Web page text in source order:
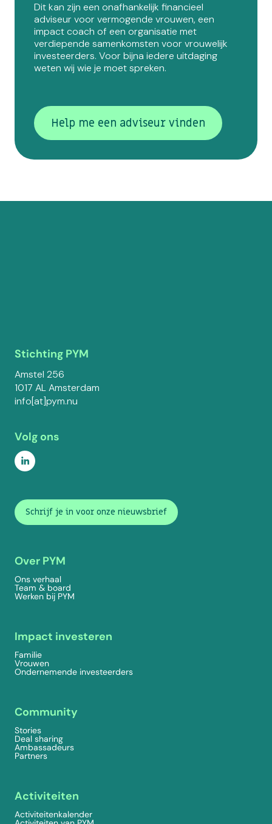
Dit kan zijn een onafhankelijk financieel
adviseur voor vermogende vrouwen, een
impact coach of een organisatie met
verdiepende samenkomsten voor vrouwelijk
investeerders. Voor bijna iedere uitdaging
weten wij wie je moet spreken.
Help me een adviseur vinden
Stichting PYM
Amstel 256
1017 AL Amsterdam
info[at]pym.nu
Volg ons
Schrijf je in voor onze nieuwsbrief
Over PYM
Ons verhaal
Team & board
Werken bij PYM
Impact investeren
Familie
Vrouwen
Ondernemende investeerders
Community
Stories
Deal sharing
Ambassadeurs
Partners
Activiteiten
Activiteitenkalender